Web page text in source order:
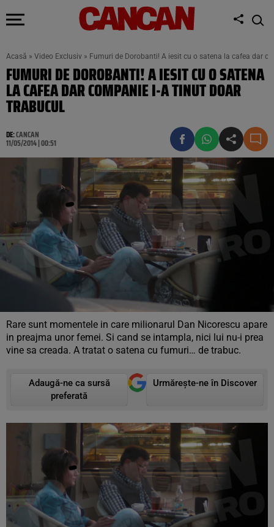
Acasă » Video Exclusiv » Fumuri de Dorobanti! A iesit cu o satena la cafea dar
FUMURI DE DOROBANTI! A IESIT CU O SATENA
LA CAFEA DAR COMPANIE I-A TINUT DOAR
TRABUCUL
DE:CANCAN
11/05/2014 | 00:51
Rare sunt momentele in care milionarul Dan Nicorescu apare
in preajma unor femei. Si cand se intampla, nici lui nu-i prea
vine sa creada. A tratat o satena cu fumuri… de trabuc.
Adaugă-ne ca sursă
preferată
Urmărește-ne în Discover